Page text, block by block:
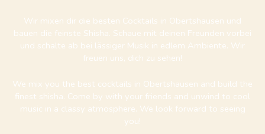
Wir mixen dir die besten Cocktails in Obertshausen und
bauen die feinste Shisha. Schaue mit deinen Freunden vorbei
und schalte ab bei lässiger Musik in edlem Ambiente. Wir
freuen uns, dich zu sehen!
We mix you the best cocktails in Obertshausen and build the
finest shisha. Come by with your friends and unwind to cool
music in a classy atmosphere. We look forward to seeing
you!